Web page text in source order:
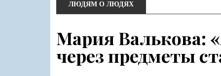
ЛЮДЯМ О ЛЮДЯХ
Мария Валькова:
через предметы